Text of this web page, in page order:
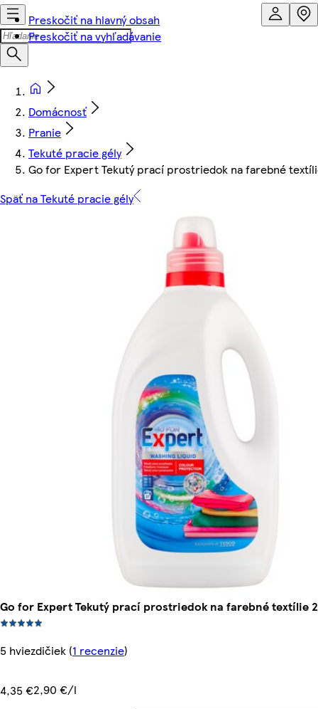
Preskočiť na hlavný obsah
Preskočiť na vyhľadávanie
Domácnosť
Pranie
Tekuté pracie gély
Go for Expert Tekutý prací prostriedok na farebné
Späť na Tekuté pracie gély
Go for Expert Tekutý prací prostriedok na farebné textílie
5 hviezdičiek (1 recenzie)
4,35 €2,90 €/l